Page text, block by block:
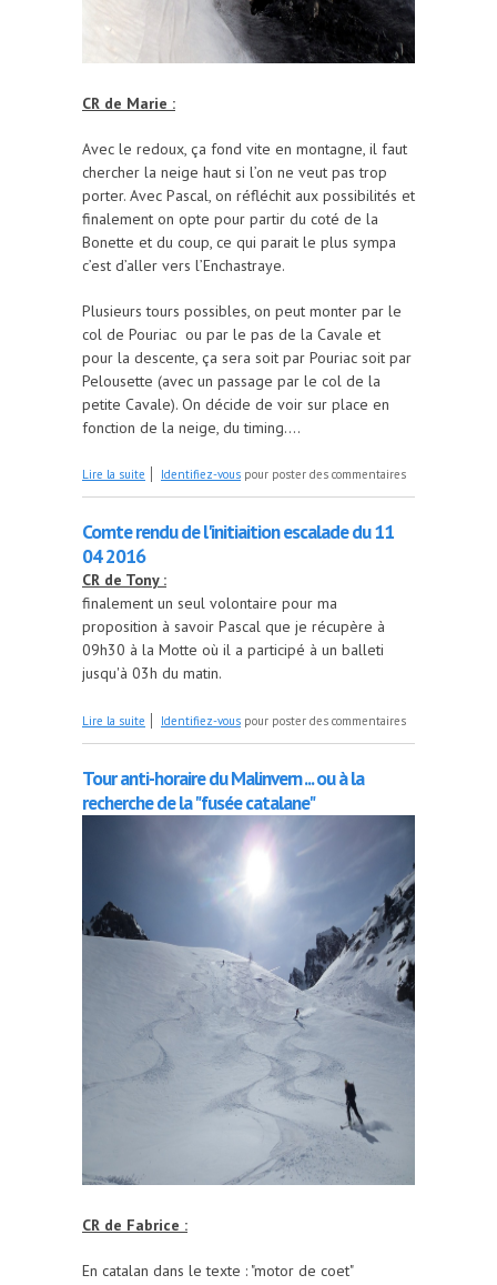
CR de Marie :
Avec le redoux, ça fond vite en montagne, il faut
chercher la neige haut si l’on ne veut pas trop
porter. Avec Pascal, on réfléchit aux possibilités et
finalement on opte pour partir du coté de la
Bonette et du coup, ce qui parait le plus sympa
c’est d’aller vers l’Enchastraye.
Plusieurs tours possibles, on peut monter par le
col de Pouriac ou par le pas de la Cavale et
pour la descente, ça sera soit par Pouriac soit par
Pelousette (avec un passage par le col de la
petite Cavale). On décide de voir sur place en
fonction de la neige, du timing….
Lire la suite de Après le tour anti-horaire.... le tour horaire mais
Identifiez-vous pour poster des commentaires
Comte rendu de l'initiaition escalade du 11
04 2016
CR de Tony :
finalement un seul volontaire pour ma
proposition à savoir Pascal que je récupère à
09h30 à la Motte où il a participé à un balleti
jusqu'à 03h du matin.
Lire la suite de Comte rendu de l'initiaition escalade du 11 04
Identifiez-vous pour poster des commentaires
Tour anti-horaire du Malinvern ... ou à la
recherche de la "fusée catalane"
CR de Fabrice :
En catalan dans le texte : "motor de coet"